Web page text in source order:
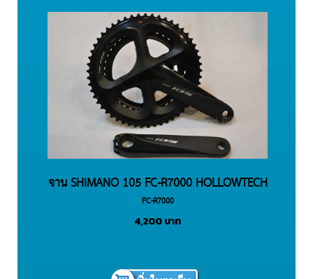
จาน SHIMANO 105 FC-R7000 HOLLOWTECH
II Crankset (11-speed) ไม่รวมกระโหลก
FC-R7000
4,200บาท